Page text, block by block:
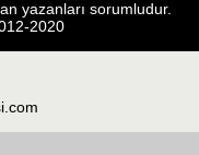
yazanları sorumludur.
2020